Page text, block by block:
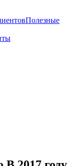
Полезные